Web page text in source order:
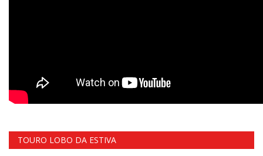
TOURO LOBO DA ESTIVA